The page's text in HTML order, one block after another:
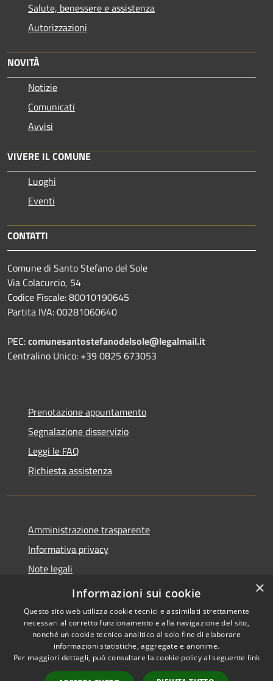
Salute, benessere e assistenza
Autorizzazioni
NOVITÀ
Notizie
Comunicati
Avvisi
VIVERE IL COMUNE
Luoghi
Eventi
CONTATTI
Comune di Santo Stefano del Sole
Via Colacurcio, 54
Codice Fiscale: 80010190645
Partita IVA: 00281060640
PEC:comunesantostefanodelsole@legalmail.it
Centralino Unico: +39 0825 673053
Prenotazione appuntamento
Segnalazione disservizio
Leggi le FAQ
Richiesta assistenza
Amministrazione trasparente
Informativa privacy
Note legali
Dichiarazione di accessibilità
Accessibilità
Copyright © 2026 • Comune di
Santo Stefano del Sole •
×
Informazioni sui cookie
Questo sito web utilizza cookie tecnici e assimilati strettamente
necessari al corretto funzionamento e alla navigazione del sito,
nonché un cookie tecnico analitico al solo fine di elaborare
informazioni statistiche, aggregate e anonime.
Per maggiori dettagli, può consultare la cookie policy al seguente link